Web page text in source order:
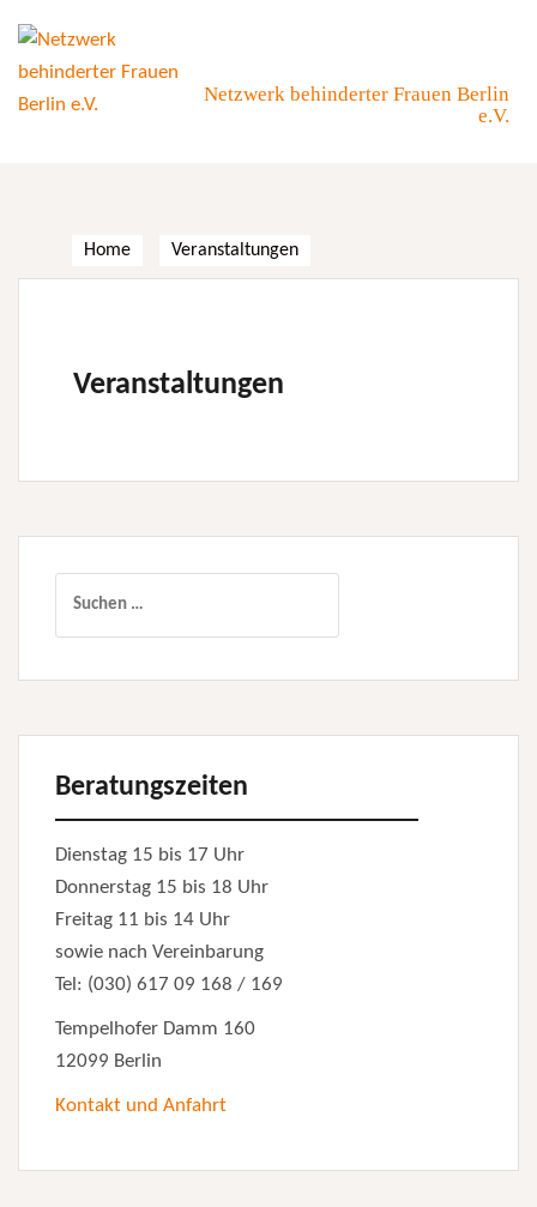
content
Netzwerk behinderter Frauen Berlin
e.V.
Home Veranstaltungen
Veranstaltungen
Beratungszeiten
Dienstag 15 bis 17 Uhr
Donnerstag 15 bis 18 Uhr
Freitag 11 bis 14 Uhr
sowie nach Vereinbarung
Tel: (030) 617 09 168 / 169
Tempelhofer Damm 160
12099 Berlin
Kontakt und Anfahrt